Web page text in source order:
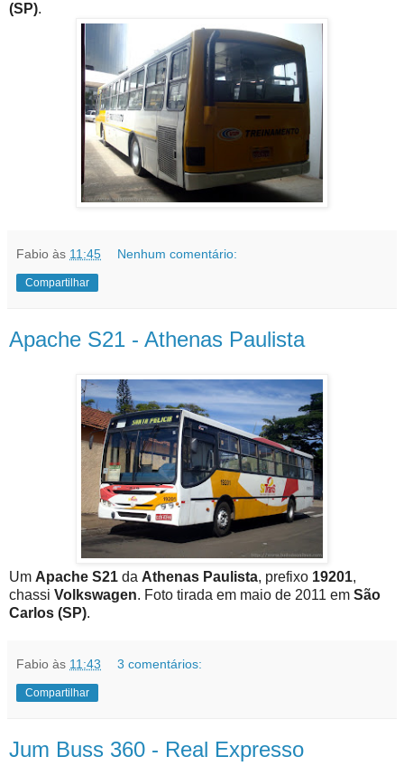
(SP).
Fabio às 11:45 Nenhum comentário:
Compartilhar
Apache S21 - Athenas Paulista
Um Apache S21 da Athenas Paulista, prefixo 19201,
chassi Volkswagen. Foto tirada em maio de 2011 em São
Carlos (SP).
Fabio às 11:43 3 comentários:
Compartilhar
Jum Buss 360 - Real Expresso